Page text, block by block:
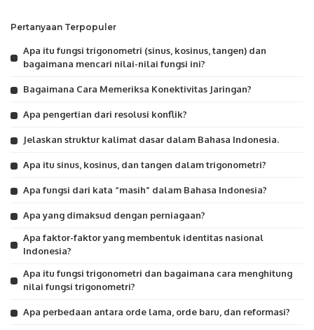
Pertanyaan Terpopuler
Apa itu fungsi trigonometri (sinus, kosinus, tangen) dan
bagaimana mencari nilai-nilai fungsi ini?
Bagaimana Cara Memeriksa Konektivitas Jaringan?
Apa pengertian dari resolusi konflik?
Jelaskan struktur kalimat dasar dalam Bahasa Indonesia.
Apa itu sinus, kosinus, dan tangen dalam trigonometri?
Apa fungsi dari kata “masih” dalam Bahasa Indonesia?
Apa yang dimaksud dengan perniagaan?
Apa faktor-faktor yang membentuk identitas nasional
Indonesia?
Apa itu fungsi trigonometri dan bagaimana cara menghitung
nilai fungsi trigonometri?
Apa perbedaan antara orde lama, orde baru, dan reformasi?